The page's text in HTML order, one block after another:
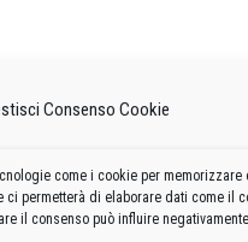
Consenso Cookie
come i cookie per
permetterà di elaborare dati come il
il consenso può influire